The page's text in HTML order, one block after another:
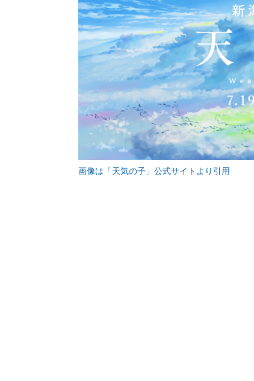
画像は「天気の子」公式サイトより引用